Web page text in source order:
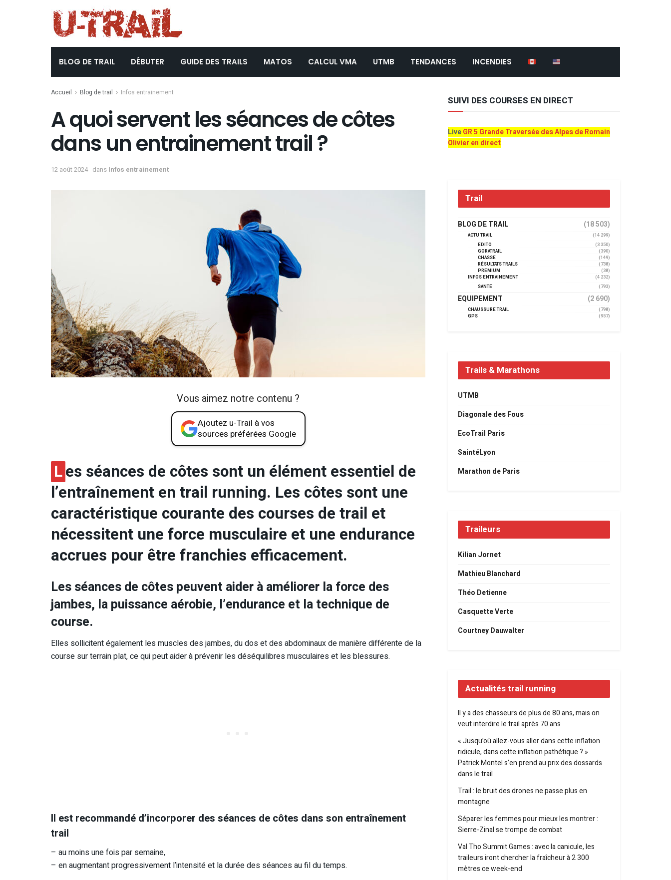
BLOG DE TRAIL DÉBUTER GUIDE DES TRAILS MATOS CALCUL VMA UTMB TENDANCES INCENDIES
Accueil Blog de trail Infos entrainement
A quoi servent les séances de côtes
dans un entrainement trail ?
12 août 2024 dans Infos entrainement
Vous aimez notre contenu ?
Ajoutez u-Trail à vos
sources préférées Google
Les séances de côtes sont un élément essentiel de
l’entraînement en trail running. Les côtes sont une
caractéristique courante des courses de trail et
nécessitent une force musculaire et une endurance
accrues pour être franchies efficacement.
Les séances de côtes peuvent aider à améliorer la force des
jambes, la puissance aérobie, l’endurance et la technique de
course.
Elles sollicitent également les muscles des jambes, du dos et des abdominaux de manière différente de la
course sur terrain plat, ce qui peut aider à prévenir les déséquilibres musculaires et les blessures.
Il est recommandé d’incorporer des séances de côtes dans son entraînement
trail
– au moins une fois par semaine,
– en augmentant progressivement l’intensité et la durée des séances au fil du temps.
SUIVI DES COURSES EN DIRECT
LiveGR 5 Grande Traversée des Alpes de Romain
Olivier en direct
Trail
BLOG DE TRAIL (18 503)
ACTU TRAIL
(14 299)
EDITO
(3 350)
GORATRAIL
(390)
CHASSE
(149)
RÉSULTATS TRAILS
(738)
PREMIUM
(38)
INFOS ENTRAINEMENT
(4 232)
SANTÉ
(793)
EQUIPEMENT (2 690)
CHAUSSURE TRAIL
(798)
GPS
(957)
Trails & Marathons
UTMB
Diagonale des Fous
EcoTrail Paris
SaintéLyon
Marathon de Paris
Traileurs
Kilian Jornet
Mathieu Blanchard
Théo Detienne
Casquette Verte
Courtney Dauwalter
Actualités trail running
Il y a des chasseurs de plus de 80 ans, mais on
veut interdire le trail après 70 ans
« Jusqu’où allez-vous aller dans cette inflation
ridicule, dans cette inflation pathétique ? »
Patrick Montel s’en prend au prix des dossards
dans le trail
Trail : le bruit des drones ne passe plus en
montagne
Séparer les femmes pour mieux les montrer :
Sierre-Zinal se trompe de combat
Val Tho Summit Games : avec la canicule, les
traileurs iront chercher la fraîcheur à 2 300
mètres ce week-end